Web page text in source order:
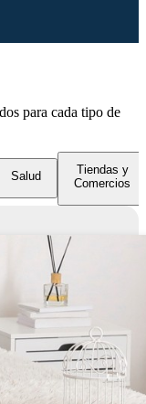
para cada tipo de
Salud
Tiendas y
Comercios